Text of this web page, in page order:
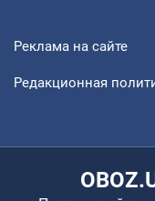
Реклама на сайте
Редакционная